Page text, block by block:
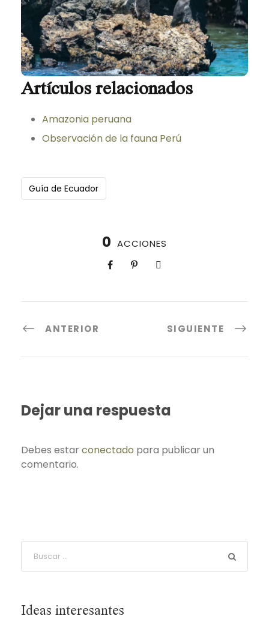
Artículos relacionados
Amazonia peruana
Observación de la fauna Perú
Guía de Ecuador
0 ACCIONES
ANTERIOR SIGUIENTE
Dejar una respuesta
Debes estarconectado para publicar un
comentario.
Ideas interesantes